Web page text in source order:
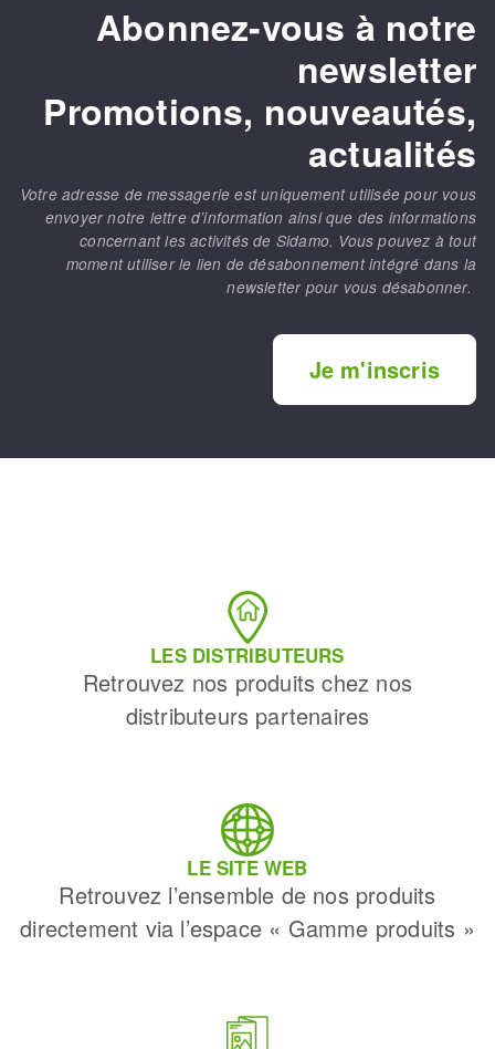
Abonnez-vous à notre
newsletter
Promotions, nouveautés,
actualités
Votre adresse de messagerie est uniquement utilisée pour vous
envoyer notre lettre d’information ainsi que des informations
concernant les activités de Sidamo. Vous pouvez à tout
moment utiliser le lien de désabonnement intégré dans la
newsletter pour vous désabonner.
Je m'inscris
LES DISTRIBUTEURS
Retrouvez nos produits chez nos
distributeurs partenaires
LE SITE WEB
Retrouvez l’ensemble de nos produits
directement via l’espace « Gamme produits »